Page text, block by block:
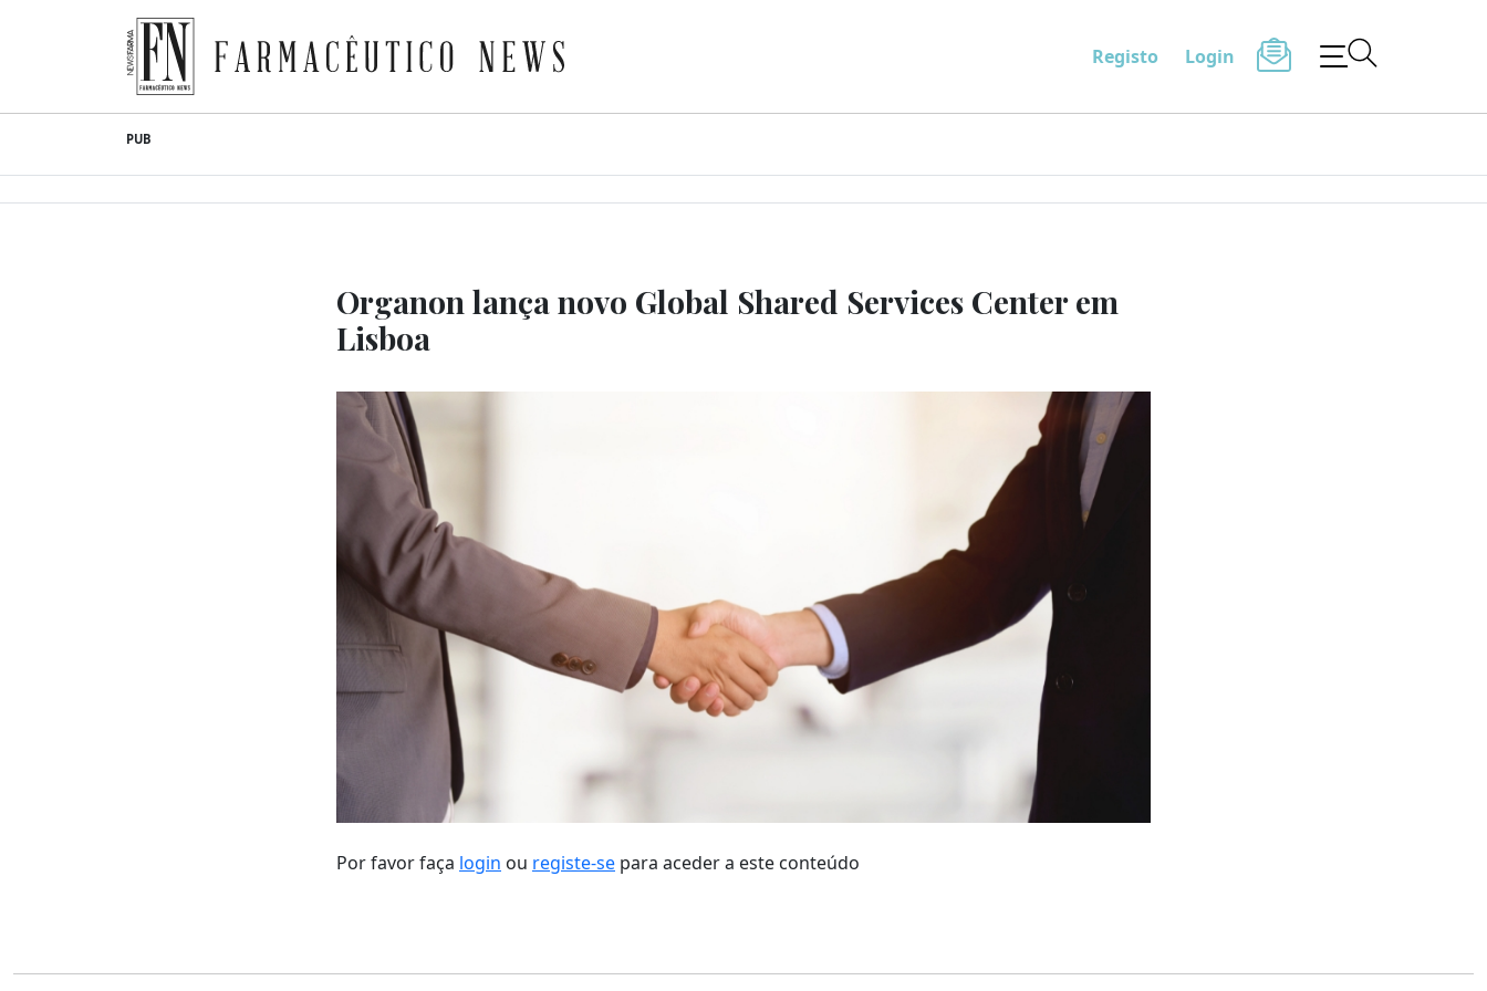
content
Farmacêutico News Registo Login
PUB
Organon lança novo Global Shared Services Center em
Lisboa
Por favor faça login ou registe-se para aceder a este conteúdo